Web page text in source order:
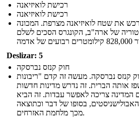
רכישת לואיזיאנה
רכישת לואיזיאנה
הקונגרס רכש את שטח לואיזיאנה מצרפת. המכונה
של ארה"ב, הקונגרס הסכים לשלם
Deslizar: 5
חוק קנזס נברסקה
את חוק קנזס נברסקה. מעשה זה קדם "ריבונות
אותה הברית. זה נדרש מדינות חדשות
המדינה צריכה לאפשר עבדות. זה הביא
בסופו של דבר וכתוצאה
מכך מלחמת האזרחים.